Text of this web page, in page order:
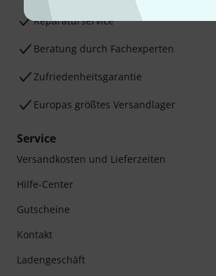
Reparaturservice
Beratung durch Fachexperten
Zufriedenheitsgarantie
Europas größtes Versandlager
Service
Versandkosten und Lieferzeiten
Hilfe-Center
Gutscheine
Kontakt
Ladengeschäft